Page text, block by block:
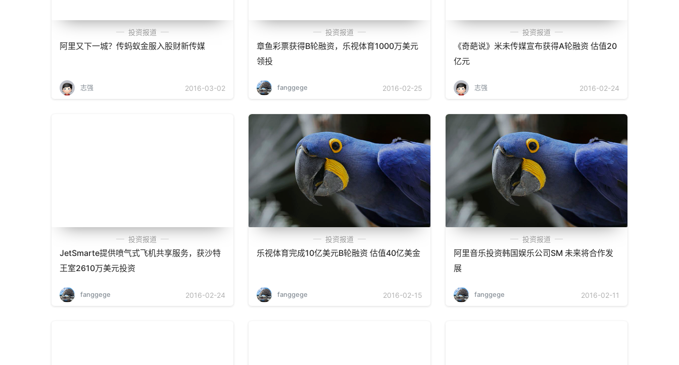
投资报道
阿里又下一城？传蚂蚁金服入股财新传媒
志强 2016-03-02
投资报道
章鱼彩票获得B轮融资，乐视体育1000万美元
领投
fanggege 2016-02-25
投资报道
《奇葩说》米未传媒宣布获得A轮融资 估值20
亿元
志强 2016-02-24
投资报道
JetSmarte提供喷气式飞机共享服务，获沙特
王室2610万美元投资
fanggege 2016-02-24
投资报道
乐视体育完成10亿美元B轮融资 估值40亿美金
fanggege 2016-02-15
投资报道
阿里音乐投资韩国娱乐公司SM 未来将合作发
展
fanggege 2016-02-11